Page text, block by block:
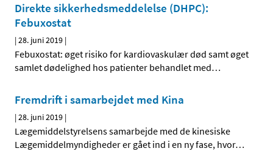
Direkte sikkerhedsmeddelelse (DHPC):
Febuxostat
|28. juni 2019 |
Febuxostat: øget risiko for kardiovaskulær død samt øget
samlet dødelighed hos patienter behandlet med…
Fremdrift i samarbejdet med Kina
|28. juni 2019 |
Lægemiddelstyrelsens samarbejde med de kinesiske
Lægemiddelmyndigheder er gået ind i en ny fase, hvor…